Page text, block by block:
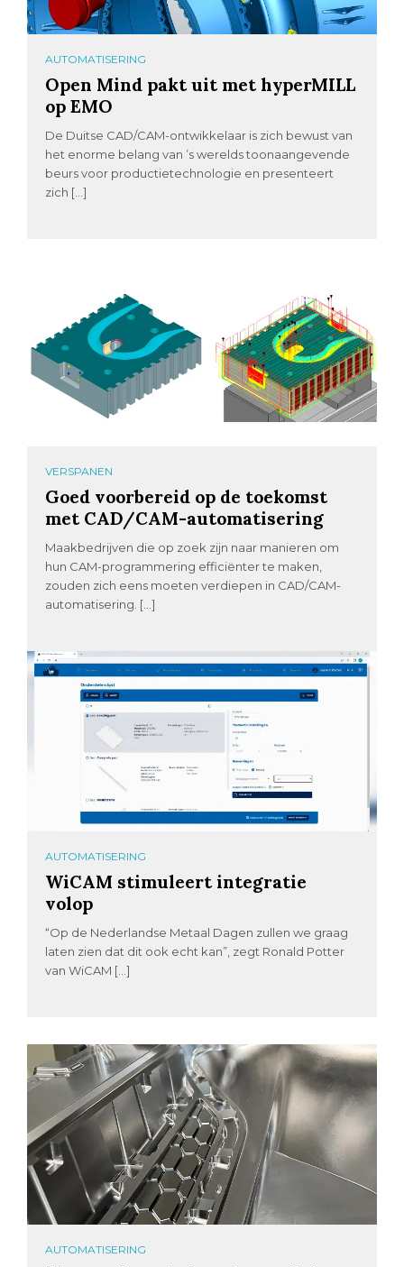
AUTOMATISERING
Open Mind pakt uit met hyperMILL
op EMO
De Duitse CAD/CAM-ontwikkelaar is zich bewust van
het enorme belang van ’s werelds toonaangevende
beurs voor productietechnologie en presenteert
zich […]
VERSPANEN
Goed voorbereid op de toekomst
met CAD/CAM-automatisering
Maakbedrijven die op zoek zijn naar manieren om
hun CAM-programmering efficiënter te maken,
zouden zich eens moeten verdiepen in CAD/CAM-
automatisering. […]
AUTOMATISERING
WiCAM stimuleert integratie
volop
“Op de Nederlandse Metaal Dagen zullen we graag
laten zien dat dit ook echt kan”, zegt Ronald Potter
van WiCAM […]
AUTOMATISERING